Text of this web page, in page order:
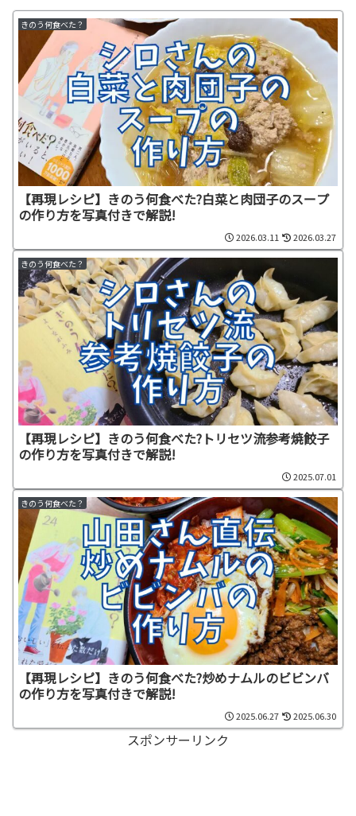
きのう何食べた？
【再現レシピ】きのう何食べた?白菜と肉団子のスープ
の作り方を写真付きで解説!
2026.03.11 2026.03.27
きのう何食べた？
【再現レシピ】きのう何食べた?トリセツ流参考焼餃子
の作り方を写真付きで解説!
2025.07.01
きのう何食べた？
【再現レシピ】きのう何食べた?炒めナムルのビビンバ
の作り方を写真付きで解説!
2025.06.27 2025.06.30
スポンサーリンク